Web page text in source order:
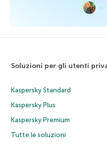
Soluzioni per gli utenti
Kaspersky Standard
Kaspersky Plus
Kaspersky Premium
Tutte le soluzioni